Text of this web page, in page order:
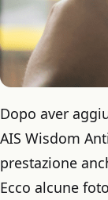
Dopo aver
AIS Wisdom
prestazione
Ecco alcune